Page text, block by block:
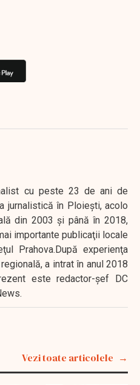
cu peste 23 de ani de
jurnalistică în Ploieşti, acolo
din 2003 şi până în 2018,
importante publicaţii locale
Prahova.După experienţa
a intrat în anul 2018
este redactor-şef DC
Vezi toate articolele